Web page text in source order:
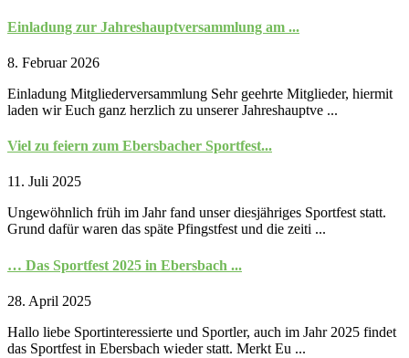
Einladung zur Jahreshauptversammlung am ...
8. Februar 2026
Einladung Mitgliederversammlung Sehr geehrte Mitglieder, hiermit
laden wir Euch ganz herzlich zu unserer Jahreshauptve ...
Viel zu feiern zum Ebersbacher Sportfest...
11. Juli 2025
Ungewöhnlich früh im Jahr fand unser diesjähriges Sportfest statt.
Grund dafür waren das späte Pfingstfest und die zeiti ...
… Das Sportfest 2025 in Ebersbach ...
28. April 2025
Hallo liebe Sportinteressierte und Sportler, auch im Jahr 2025 findet
das Sportfest in Ebersbach wieder statt. Merkt Eu ...